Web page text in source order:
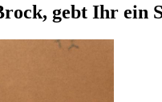
gebt Ihr ein